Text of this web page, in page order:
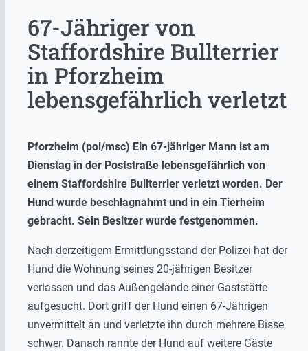
67-Jähriger von
Staffordshire Bullterrier
in Pforzheim
lebensgefährlich verletzt
Pforzheim (pol/msc) Ein 67-jähriger Mann ist am
Dienstag in der Poststraße lebensgefährlich von
einem Staffordshire Bullterrier verletzt worden. Der
Hund wurde beschlagnahmt und in ein Tierheim
gebracht. Sein Besitzer wurde festgenommen.
Nach derzeitigem Ermittlungsstand der Polizei hat der
Hund die Wohnung seines 20-jährigen Besitzer
verlassen und das Außengelände einer Gaststätte
aufgesucht. Dort griff der Hund einen 67-Jährigen
unvermittelt an und verletzte ihn durch mehrere Bisse
schwer. Danach rannte der Hund auf weitere Gäste